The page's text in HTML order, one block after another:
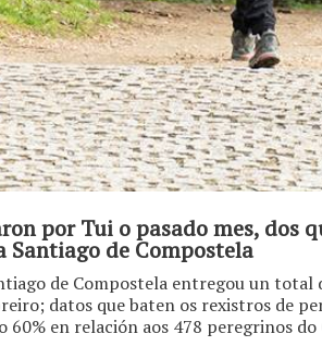
por Tui o pasado mes, dos
de Compostela
de Compostela entregou un total
datos que baten os rexistros de
60% en relación aos 478 peregrinos